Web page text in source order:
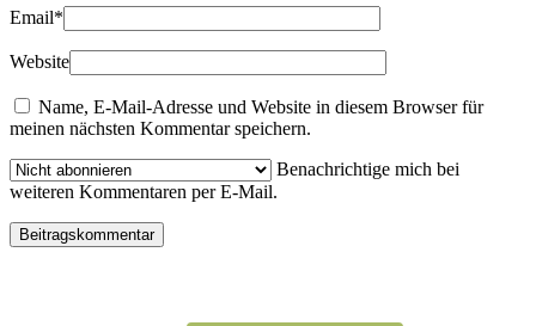
Email*
Website
Name, E-Mail-Adresse und Website in diesem Browser für
meinen nächsten Kommentar speichern.
Benachrichtige mich bei
weiteren Kommentaren per E-Mail.